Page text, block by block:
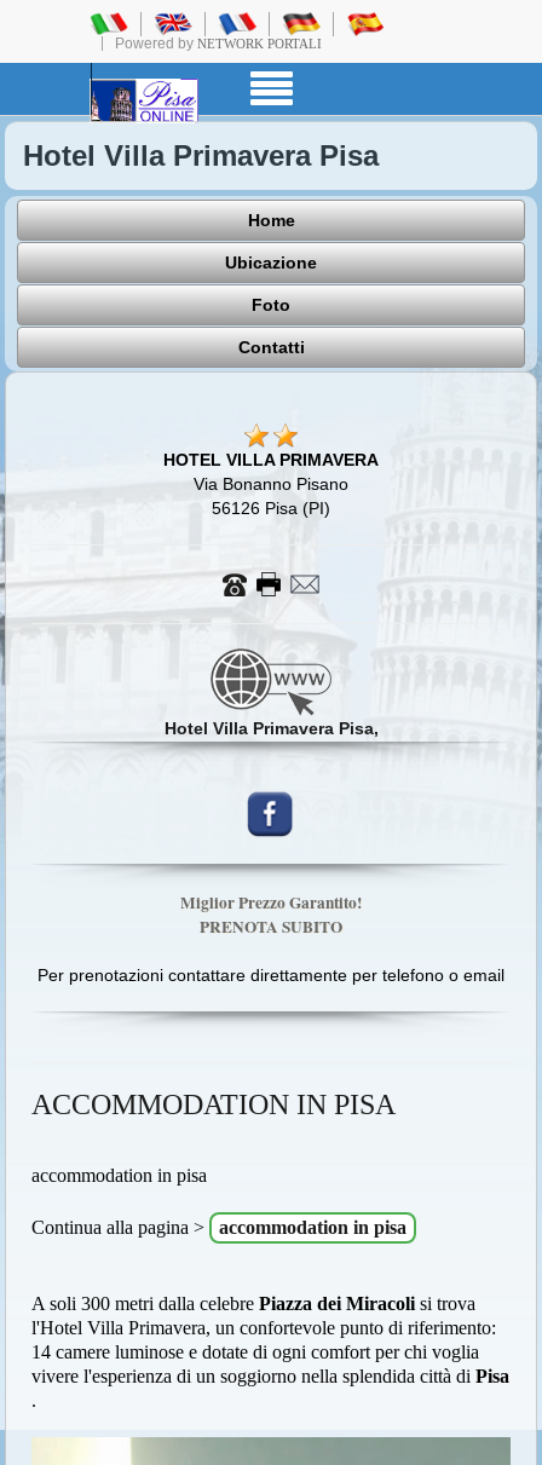
Powered by NETWORK PORTALI
Hotel Villa Primavera Pisa
Home
Ubicazione
Foto
Contatti
HOTEL VILLA PRIMAVERA
Via Bonanno Pisano
56126 Pisa (PI)
Hotel Villa Primavera Pisa,
Miglior Prezzo Garantito!
PRENOTA SUBITO
Per prenotazioni contattare direttamente per telefono o email
ACCOMMODATION IN PISA
accommodation in pisa
Continua alla pagina > accommodation in pisa
A soli 300 metri dalla celebrePiazza dei Miracoli si trova
l'Hotel Villa Primavera, un confortevole punto di riferimento:
14 camere luminose e dotate di ogni comfort per chi voglia
vivere l'esperienza di un soggiorno nella splendida città diPisa
.